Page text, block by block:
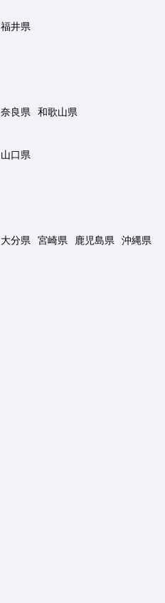
福井県
奈良県
和歌山県
山口県
大分県 宮崎県 鹿児島県 沖縄県